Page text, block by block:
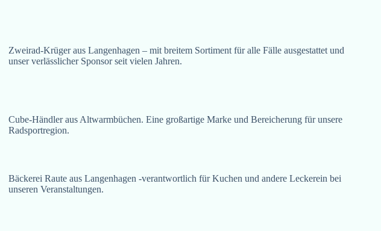
Zweirad-Krüger aus Langenhagen – mit breitem Sortiment für alle Fälle ausgestattet und
unser verlässlicher Sponsor seit vielen Jahren.
Cube-Händler aus Altwarmbüchen. Eine großartige Marke und Bereicherung für unsere
Radsportregion.
Bäckerei Raute aus Langenhagen -verantwortlich für Kuchen und andere Leckerein bei
unseren Veranstaltungen.